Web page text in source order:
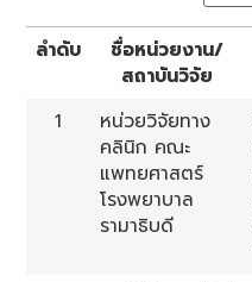
ลำดับ
ชื่อหน่วยงาน/
สถาบันวิจัย
1
หน่วยวิจัยทาง
คลินิก คณะ
แพทยศาสตร์
โรงพยาบาล
รามาธิบดี